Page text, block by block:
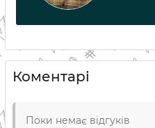
Коментарі
Поки немає відгуків